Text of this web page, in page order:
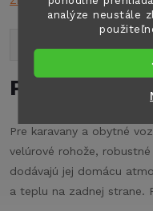
analýze neustále
Podrobný
Pre karavany a obytné
velúrové rohože,
dodávajú jej domácu
a teplu na zadnej strane.